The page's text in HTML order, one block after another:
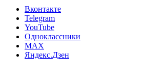
Вконтакте
Telegram
YouTube
Одноклассники
MAX
Яндекс.Дзен